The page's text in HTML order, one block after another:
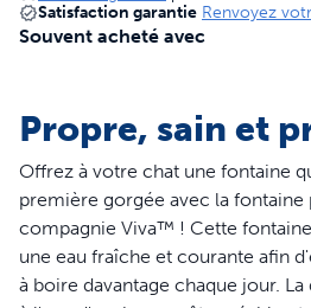
Satisfaction garantie Renvoyez
Souvent acheté avec
Propre, sain et
Offrez à votre chat une fontaine
première gorgée avec la fontaine
compagnie Viva™ ! Cette
une eau fraîche et courante afin
à boire davantage chaque jour.